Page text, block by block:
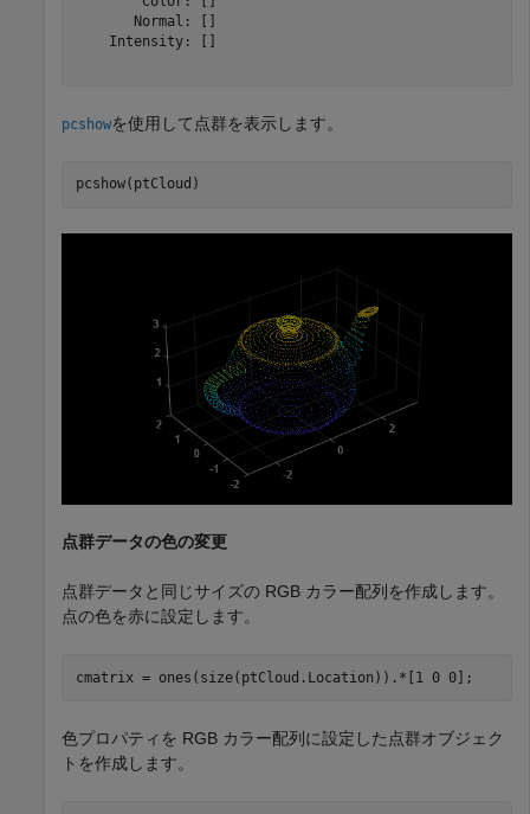
       Normal: []
    Intensity: []
pcshowを使用して点群を表示します。
pcshow(ptCloud)
点群データの色の変更
点群データと同じサイズの RGB カラー配列を作成します。
点の色を赤に設定します。
cmatrix = ones(size(ptCloud.Location)).*[1 0 0];
色プロパティを RGB カラー配列に設定した点群オブジェク
トを作成します。